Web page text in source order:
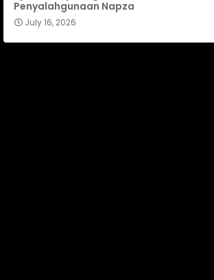
Penyalahgunaan Napza
July 16, 2026